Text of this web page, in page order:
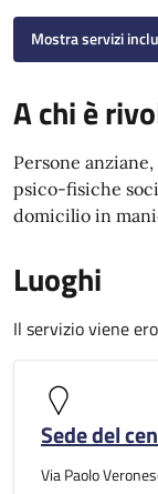
Mostra servizi
A chi è
Persone
psico-fisiche
domicilio in
Luoghi
Il servizio viene
Sede del
Via Paolo